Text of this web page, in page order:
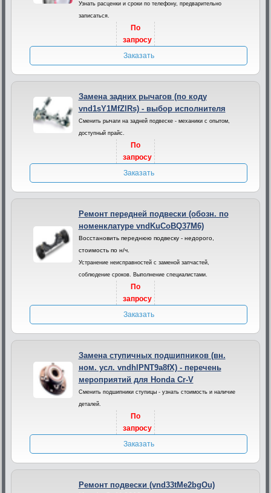
Узнать расценки и сроки по телефону, предварительно
записаться.
По
запросу
Заказать
Замена задних рычагов (по коду
vnd1sY1MfZlRs) - выбор исполнителя
Сменить рычаги на задней подвеске - механики с опытом,
доступный прайс.
По
запросу
Заказать
Ремонт передней подвески (обозн. по
номенклатуре vndKuCoBQ37M6)
Восстановить переднюю подвеску - недорого,
стоимость по н/ч.
Устранение неисправностей с заменой запчастей,
соблюдение сроков. Выполнение специалистами.
По
запросу
Заказать
Замена ступичных подшипников (вн.
ном. усл. vndhlPNT9a8fX) - перечень
мероприятий для Honda Cr-V
Сменить подшипники ступицы - узнать стоимость и наличие
деталей.
По
запросу
Заказать
Ремонт подвески (vnd33tMe2bgOu)